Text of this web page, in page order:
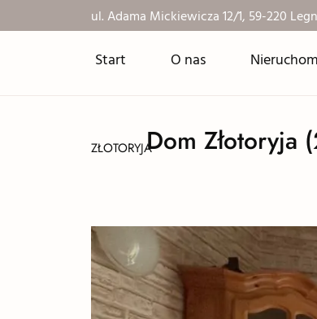
ul. Adama Mickiewicza 12/1, 59-220
Start O nas
ZŁOTORYJADom Złotoryja